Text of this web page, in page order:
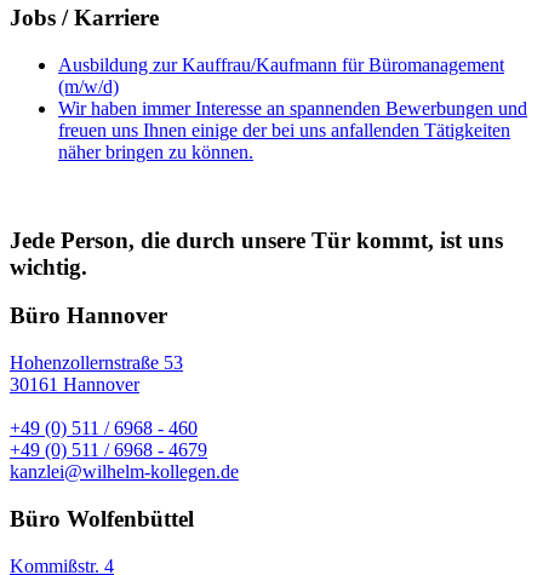
Jobs / Karriere
Ausbildung zur Kauffrau/Kaufmann für Büromanagement
(m/w/d)
Wir haben immer Interesse an spannenden Bewerbungen und
freuen uns Ihnen einige der bei uns anfallenden Tätigkeiten
näher bringen zu können.
Jede Person, die durch unsere Tür kommt, ist uns
wichtig.
Büro Hannover
Hohenzollernstraße 53
30161 Hannover
+49 (0) 511 / 6968 - 460
+49 (0) 511 / 6968 - 4679
kanzlei@wilhelm-kollegen.de
Büro Wolfenbüttel
Kommißstr. 4